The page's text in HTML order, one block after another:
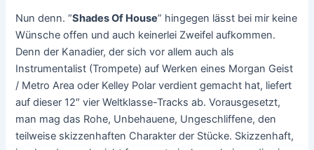
Nun denn. “Shades Of House” hingegen lässt bei mir keine
Wünsche offen und auch keinerlei Zweifel aufkommen.
Denn der Kanadier, der sich vor allem auch als
Instrumentalist (Trompete) auf Werken eines Morgan Geist
/ Metro Area oder Kelley Polar verdient gemacht hat, liefert
auf dieser 12″ vier Weltklasse-Tracks ab. Vorausgesetzt,
man mag das Rohe, Unbehauene, Ungeschliffene, den
teilweise skizzenhaften Charakter der Stücke. Skizzenhaft,